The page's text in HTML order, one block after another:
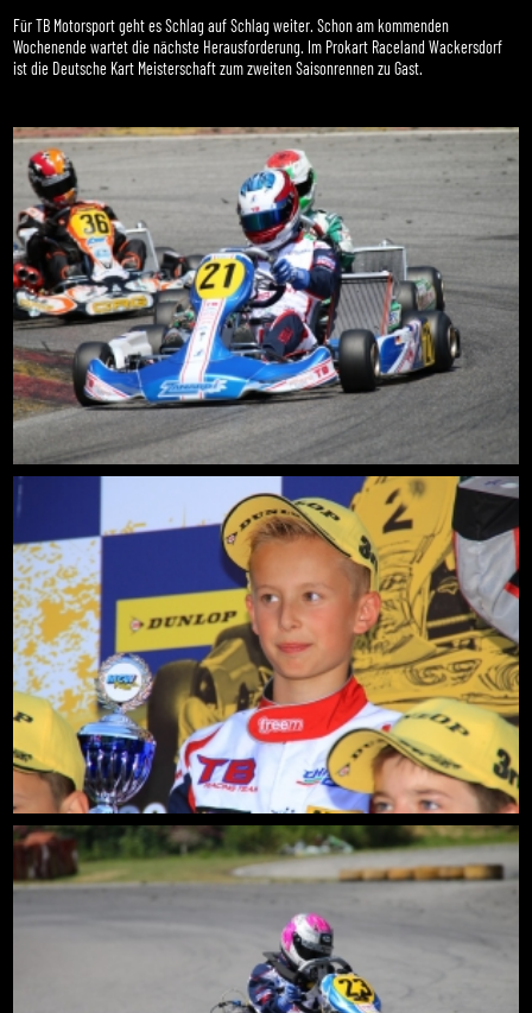
Für TB Motorsport geht es Schlag auf Schlag weiter. Schon am kommenden
Wochenende wartet die nächste Herausforderung. Im Prokart Raceland Wackersdorf
ist die Deutsche Kart Meisterschaft zum zweiten Saisonrennen zu Gast.